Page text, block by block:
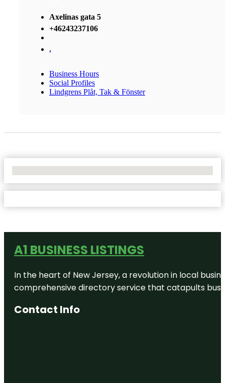
Axelinas gata 5
+46243237106
,
Business Hours
Social Profiles
Lindgrens Plåt, Tak & Fönster
A1 BUSINESS LISTINGS
In the heart of New Jersey, a revolution in local
comprehensive directory service that catapults
Contact Info